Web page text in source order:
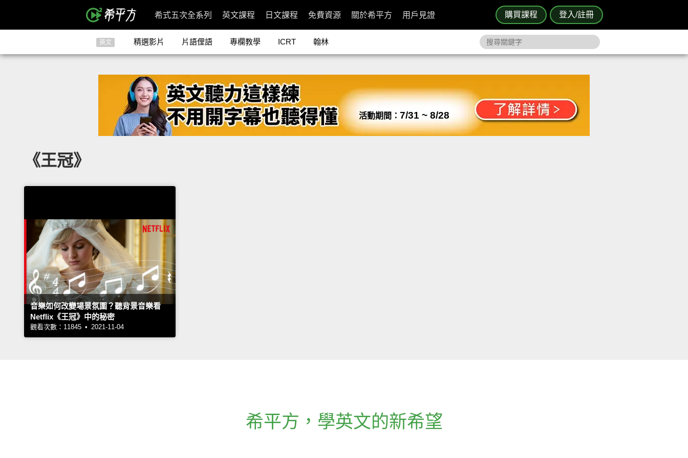
購買課程 登入/註冊
希式五次全系列 英文課程 日文課程 免費資源 關於希平方 用戶見證
英文 精選影片 片語俚語 專欄教學 ICRT 翰林
活動期間： 7/31 ~ 8/28
《王冠》
音樂如何改變場景氛圍？聽背景音樂看
Netflix《王冠》中的秘密
觀看次數：11845 • 2021-11-04
希平方 ， 學英文的新希望